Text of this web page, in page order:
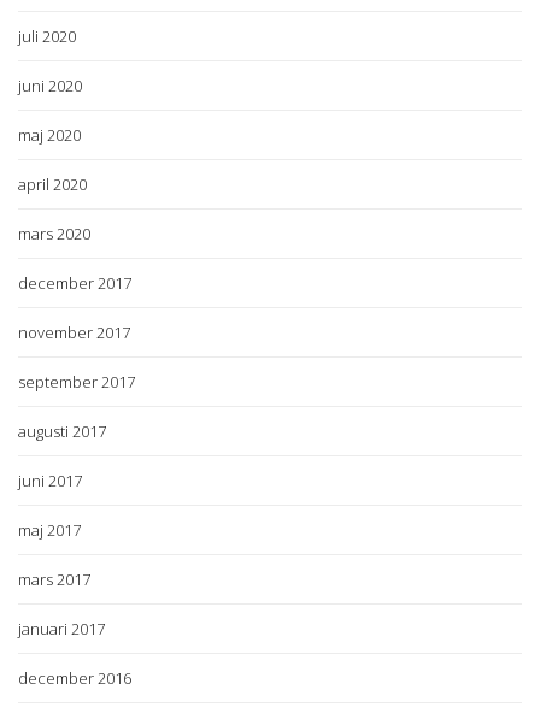
juli 2020
juni 2020
maj 2020
april 2020
mars 2020
december 2017
november 2017
september 2017
augusti 2017
juni 2017
maj 2017
mars 2017
januari 2017
december 2016